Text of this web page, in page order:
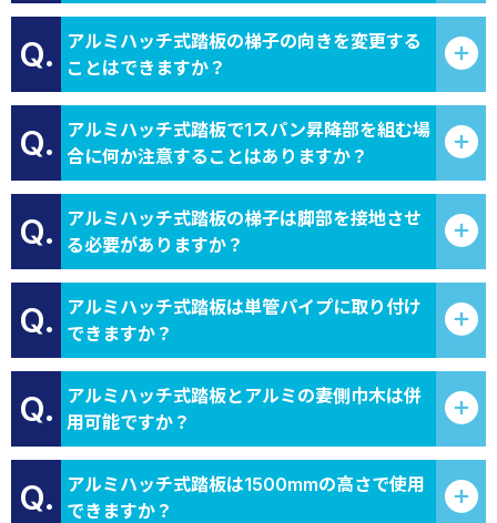
Q.
アルミハッチ式踏板の梯子の向きを変更する
ことはできますか？
Q.
アルミハッチ式踏板で1スパン昇降部を組む場
合に何か注意することはありますか？
Q.
アルミハッチ式踏板の梯子は脚部を接地させ
る必要がありますか？
Q.
アルミハッチ式踏板は単管パイプに取り付け
できますか？
Q.
アルミハッチ式踏板とアルミの妻側巾木は併
用可能ですか？
Q.
アルミハッチ式踏板は1500mmの高さで使用
できますか？